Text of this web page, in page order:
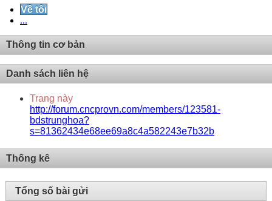
Về tôi
...
Thông tin cơ bản
Danh sách liên hệ
Trang này
http://forum.cncprovn.com/members/123581-
bdstrunghoa?
s=81362434e68ee69a8c4a582243e7b32b
Thống kê
Tổng số bài gửi